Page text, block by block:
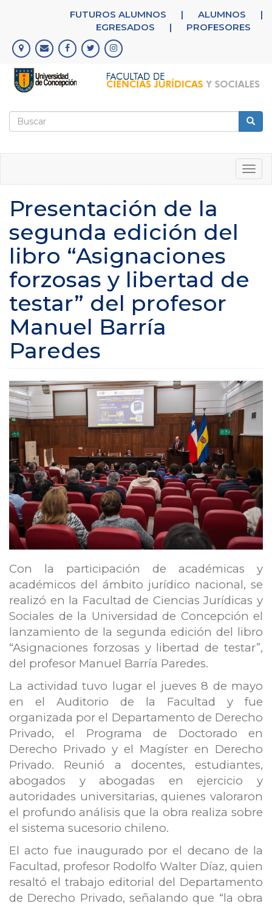
principal
FUTUROS ALUMNOS | ALUMNOS
|
EGRESADOS
| PROFESORES
Formulario
Presentación de la
segunda edición del
libro “Asignaciones
forzosas y libertad de
testar” del profesor
Manuel Barría
Paredes
Con la participación de académicas y
académicos del ámbito jurídico nacional, se
realizó en la Facultad de Ciencias Jurídicas y
Sociales de la Universidad de Concepción el
lanzamiento de la segunda edición del libro
“Asignaciones forzosas y libertad de testar”,
del profesor Manuel Barría Paredes.
La actividad tuvo lugar el jueves 8 de mayo
en el Auditorio de la Facultad y fue
organizada por el Departamento de Derecho
Privado, el Programa de Doctorado en
Derecho Privado y el Magíster en Derecho
Privado. Reunió a docentes, estudiantes,
abogados y abogadas en ejercicio y
autoridades universitarias, quienes valoraron
el profundo análisis que la obra realiza sobre
el sistema sucesorio chileno.
El acto fue inaugurado por el decano de la
Facultad, profesor Rodolfo Walter Díaz, quien
resaltó el trabajo editorial del Departamento
de Derecho Privado, señalando que “la obra